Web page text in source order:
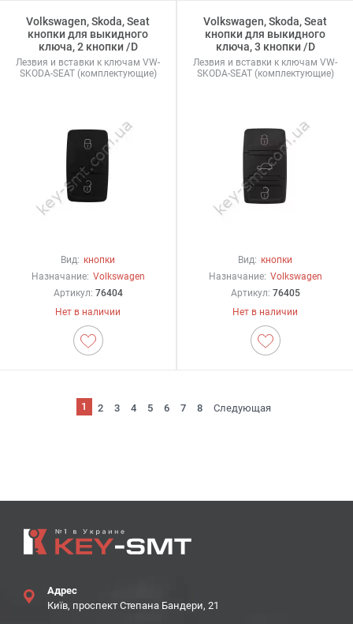
Volkswagen, Skoda, Seat
кнопки для выкидного
ключа, 2 кнопки /D
Лезвия и вставки к ключам VW-
SKODA-SEAT (комплектующие)
Вид: кнопки
Назначание: Volkswagen
Артикул: 76404
Нет в наличии
Volkswagen, Skoda, Seat
кнопки для выкидного
ключа, 3 кнопки /D
Лезвия и вставки к ключам VW-
SKODA-SEAT (комплектующие)
Вид: кнопки
Назначание: Volkswagen
Артикул: 76405
Нет в наличии
1 2 3 4 5 6 7 8 Следующая
Адрес
Київ, проспект Степана Бандери, 21